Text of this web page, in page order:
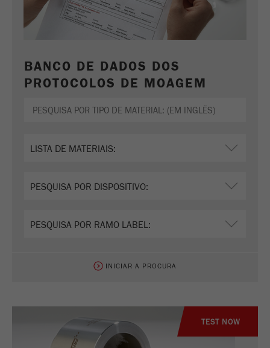
BANCO DE DADOS DOS
PROTOCOLOS DE MOAGEM
INICIAR A PROCURA
TEST NOW